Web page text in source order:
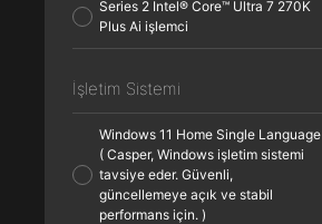
Series 2 Intel® Core™ Ultra 7 270K
Plus Ai işlemci
İşletim Sistemi
Windows 11 Home Single Language
( Casper, Windows işletim sistemi
tavsiye eder. Güvenli,
güncellemeye açık ve stabil
performans için. )